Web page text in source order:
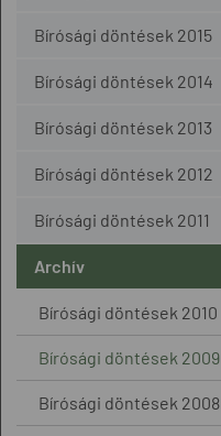
Bírósági döntések 2015
Bírósági döntések 2014
Bírósági döntések 2013
Bírósági döntések 2012
Bírósági döntések 2011
Archív
Bírósági döntések 2010
Bírósági döntések 2009
Bírósági döntések 2008